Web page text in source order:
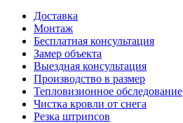
Доставка
Монтаж
Бесплатная консультация
Замер объекта
Выездная консультация
Производство в размер
Тепловизионное обследование
Чистка кровли от снега
Резка штрипсов